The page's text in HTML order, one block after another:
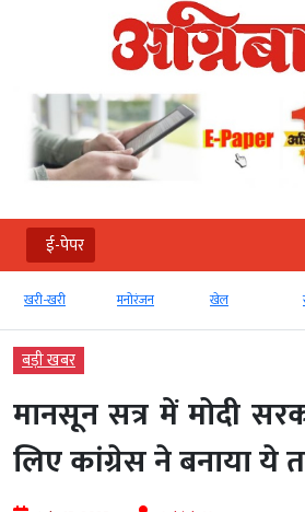
ई-पेपर
खरी मनोरंजन
बड़ी खबर
मानसून सत्र में मोदी
लिए कांग्रेस ने बनाया ये